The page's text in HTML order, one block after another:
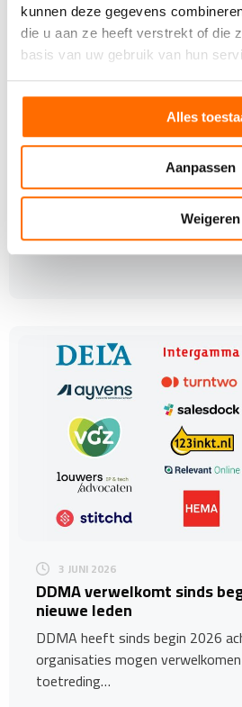
kunnen deze gegevens
die u aan ze heeft verstrekt of die
basis van uw gebruik van hun
Alles
Aanpassen
Weigeren
3 SEPTEMBER 2018 PREMIUM
Direct Mail: meer effect
Je direct mail extra verleidelijk
opvallen? Gebruik bijzondere
Directeur…
3 JUNI 2026
DDMA verwelkomt sinds
nieuwe leden
DDMA heeft sinds begin 2026
organisaties mogen
toetreding…